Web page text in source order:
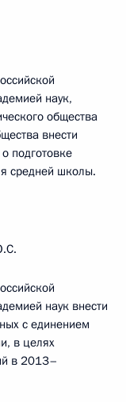
наук,
общества
внести
подготовке
средней школы.
наук внести
с единением
в целях
в 2013–